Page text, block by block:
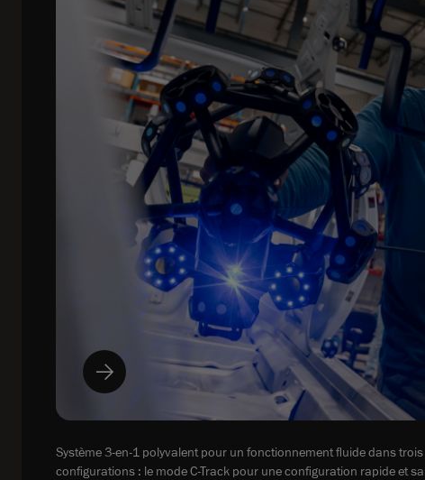
Système 3-en-1 polyvalent pour un fonctionnement fluide dans trois
configurations : le mode C-Track pour une configuration rapide et